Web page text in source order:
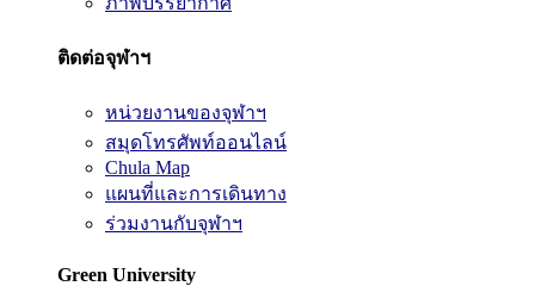
ติดต่อจุฬาฯ
หน่วยงานของจุฬาฯ
สมุดโทรศัพท์ออนไลน์
Chula Map
แผนที่และการเดินทาง
ร่วมงานกับจุฬาฯ
Green University